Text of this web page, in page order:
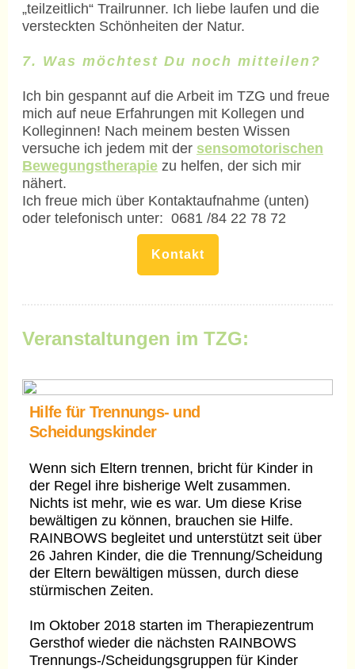
„teilzeitlich“ Trailrunner. Ich liebe laufen und die
versteckten Schönheiten der Natur.
7. Was möchtest Du noch mitteilen?
Ich bin gespannt auf die Arbeit im TZG und freue
mich auf neue Erfahrungen mit Kollegen und
Kolleginnen! Nach meinem besten Wissen
versuche ich jedem mit der sensomotorischen
Bewegungstherapie zu helfen, der sich mir
nähert.
Ich freue mich über Kontaktaufnahme (unten)
oder telefonisch unter: 0681 /84 22 78 72
Kontakt
Veranstaltungen im TZG:
Hilfe für Trennungs- und
Scheidungskinder
Wenn sich Eltern trennen, bricht für Kinder in
der Regel ihre bisherige Welt zusammen.
Nichts ist mehr, wie es war. Um diese Krise
bewältigen zu können, brauchen sie Hilfe.
RAINBOWS begleitet und unterstützt seit über
26 Jahren Kinder, die die Trennung/Scheidung
der Eltern bewältigen müssen, durch diese
stürmischen Zeiten.
Im Oktober 2018 starten im Therapiezentrum
Gersthof wieder die nächsten RAINBOWS
Trennungs-/Scheidungsgruppen für Kinder